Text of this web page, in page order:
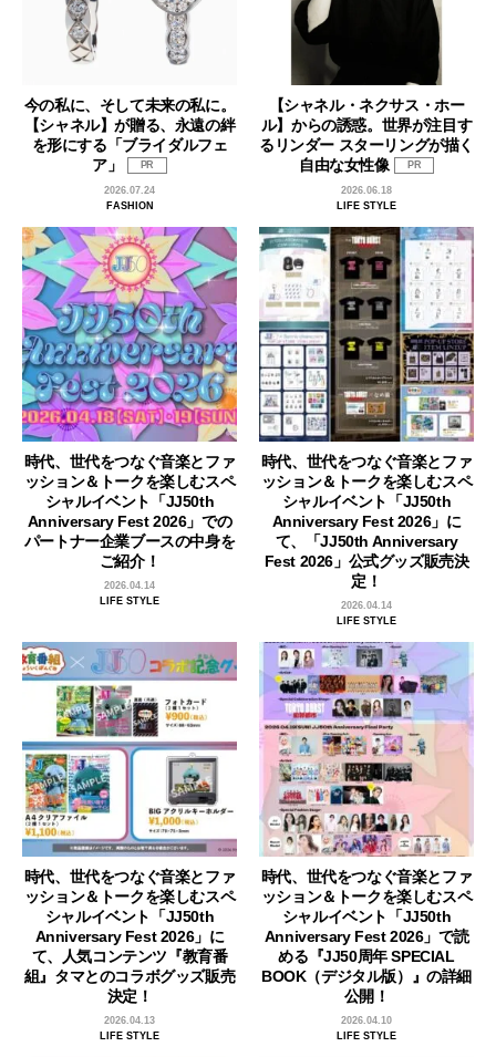
今の私に、そして未来の私に。
【シャネル】が贈る、永遠の絆
を形にする「ブライダルフェ
ア」
PR
2026.07.24
FASHION
【シャネル・ネクサス・ホー
ル】からの誘惑。世界が注目す
るリンダー スターリングが描く
自由な女性像
PR
2026.06.18
LIFE STYLE
時代、世代をつなぐ音楽とファ
ッション＆トークを楽しむスペ
シャルイベント「JJ50th
Anniversary Fest 2026」での
パートナー企業ブースの中身を
ご紹介！
2026.04.14
LIFE STYLE
時代、世代をつなぐ音楽とファ
ッション＆トークを楽しむスペ
シャルイベント「JJ50th
Anniversary Fest 2026」に
て、「JJ50th Anniversary
Fest 2026」公式グッズ販売決
定！
2026.04.14
LIFE STYLE
時代、世代をつなぐ音楽とファ
ッション＆トークを楽しむスペ
シャルイベント「JJ50th
Anniversary Fest 2026」に
て、人気コンテンツ『教育番
組』タマとのコラボグッズ販売
決定！
2026.04.13
LIFE STYLE
時代、世代をつなぐ音楽とファ
ッション＆トークを楽しむスペ
シャルイベント「JJ50th
Anniversary Fest 2026」で読
める『JJ50周年 SPECIAL
BOOK（デジタル版）』の詳細
公開！
2026.04.10
LIFE STYLE